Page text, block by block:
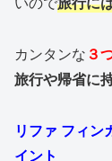
カンタンな ３
旅行や帰省に
リファ フィン
イント